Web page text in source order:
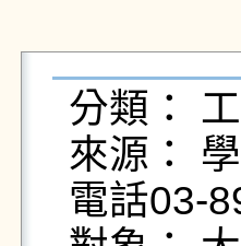
分類：
來源：
電話03-